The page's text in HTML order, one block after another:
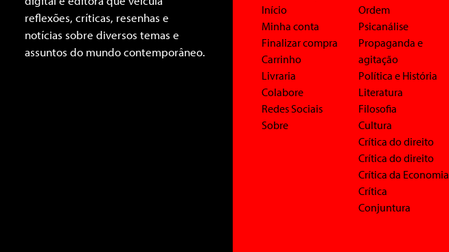
reflexões, críticas, resenhas e
notícias sobre diversos temas e
assuntos do mundo contemporâneo.
Início
Minha conta
Finalizar compra
Carrinho
Livraria
Colabore
Redes Sociais
Sobre
Ordem
Psicanálise
Propaganda e
agitação
Política e História
Literatura
Filosofia
Cultura
Crítica do direito
Crítica do direito
Crítica da Economia
Crítica
Conjuntura